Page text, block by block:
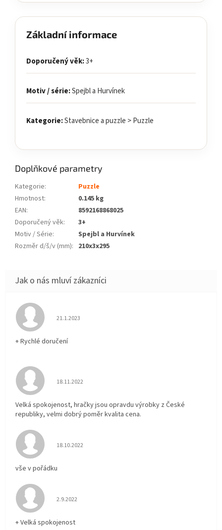
Základní informace
Doporučený věk:3+
Motiv / série:Spejbl a Hurvínek
Kategorie:Stavebnice a puzzle > Puzzle
Doplňkové parametry
Kategorie:
Puzzle
Hmotnost:
0.145 kg
EAN:
8592168868025
Doporučený věk:
3+
Motiv / Série:
Spejbl a Hurvínek
Rozměr d/š/v (mm): 210x3x295
Hodnocení obchodu je 5 z 5 hvězdiček.
21.1.2023
+ Rychlé doručení
Hodnocení obchodu je 5 z 5 hvězdiček.
18.11.2022
Velká spokojenost, hračky jsou opravdu výrobky z České
republiky, velmi dobrý poměr kvalita cena.
Hodnocení obchodu je 5 z 5 hvězdiček.
18.10.2022
vše v pořádku
Hodnocení obchodu je 5 z 5 hvězdiček.
2.9.2022
+ Velká spokojenost